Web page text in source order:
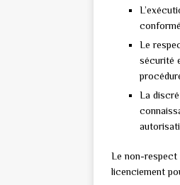
Le
sécurité
La
Le non-respect
licenciement